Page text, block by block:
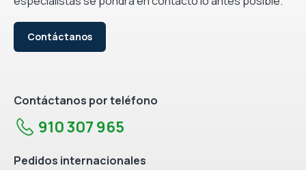
Contáctanos
Contáctanos por teléfono
910 307 965
Pedidos internacionales